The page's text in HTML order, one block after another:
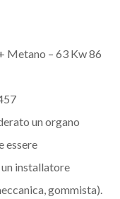
Metano – 63 Kw 86
un organo
essere
installatore
gommista).